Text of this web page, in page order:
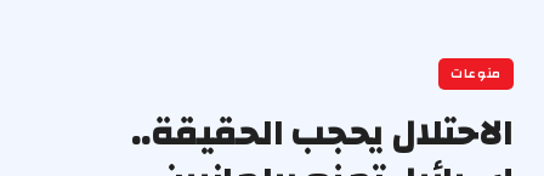
منوعات
الاحتلال يحجب الحقيقة..